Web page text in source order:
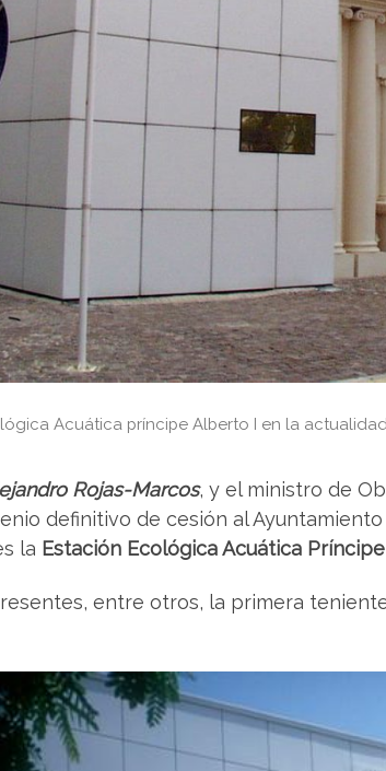
Acuática príncipe Alberto I en la actualidad
Rojas-Marcos, y el ministro de
definitivo de cesión al
la Estación Ecológica Acuática
entre otros, la primera